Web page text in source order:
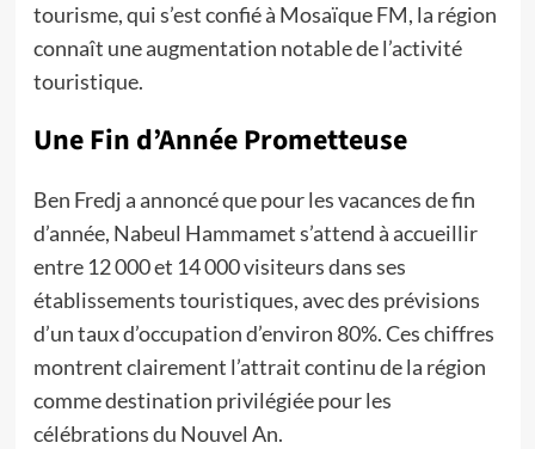
tourisme, qui s’est confié à Mosaïque FM, la région
connaît une augmentation notable de l’activité
touristique.
Une Fin d’Année Prometteuse
Ben Fredj a annoncé que pour les vacances de fin
d’année, Nabeul Hammamet s’attend à accueillir
entre 12 000 et 14 000 visiteurs dans ses
établissements touristiques, avec des prévisions
d’un taux d’occupation d’environ 80%. Ces chiffres
montrent clairement l’attrait continu de la région
comme destination privilégiée pour les
célébrations du Nouvel An.